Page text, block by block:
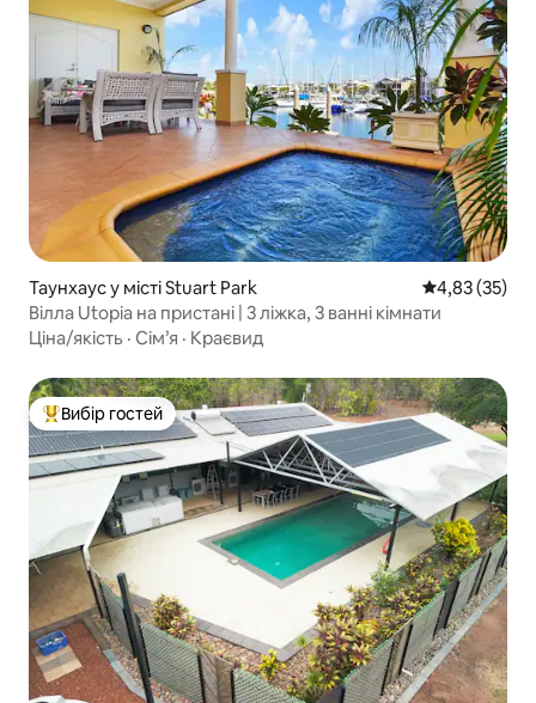
Таунхаус у місті Stuart Park Середня
4,83 (35)
Вілла Utopia на пристані | 3 ліжка, 3 ванні кімнати
Ціна/якість · Сім’я · Краєвид
Топ вибір гостей
Вибір гостей